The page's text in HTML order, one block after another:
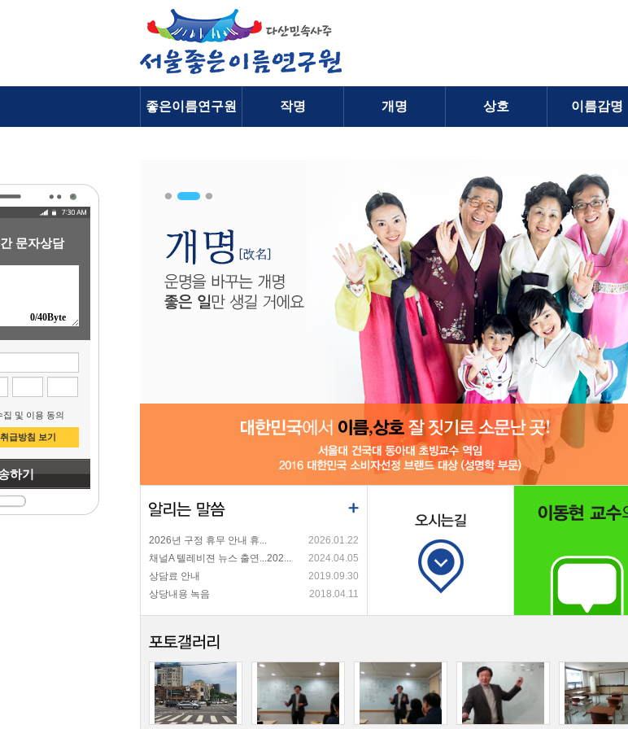
좋은이름연구원 작명 개명 상호 이름감명
2026년 구정 휴무 안내 휴...
2026.01.22
채널A 텔레비젼 뉴스 출연...202...
2024.04.05
상담료 안내
2019.09.30
상당내용 녹음
2018.04.11
문자상담
0/40Byte
집 및 이용 동의
급방침 보기